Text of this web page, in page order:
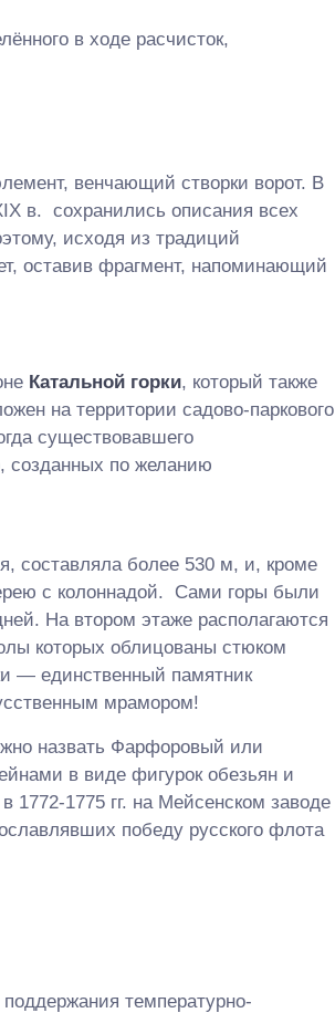
в ходе расчисток,
венчающий створки ворот. В
в. сохранились описания всех
исходя из традиций
оставив фрагмент, напоминающий
Катальной горки, который также
на территории садово-паркового
существовавшего
созданных по желанию
составляла более 530 м, и, кроме
с колоннадой. Сами горы были
На втором этаже располагаются
которых облицованы стюком
— единственный памятник
мрамором!
назвать Фарфоровый или
в виде фигурок обезьян и
1772-1775 гг. на Мейсенском заводе
победу русского флота
температурно-